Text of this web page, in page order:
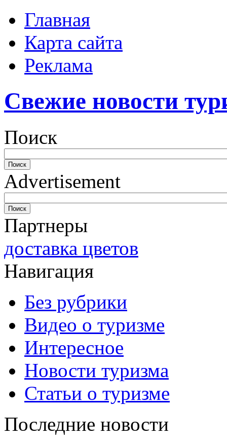
Главная
Карта сайта
Реклама
Свежие новости
Поиск
Advertisement
Партнеры
доставка цветов
Навигация
Без рубрики
Видео о туризме
Интересное
Новости туризма
Статьи о туризме
Последние новости